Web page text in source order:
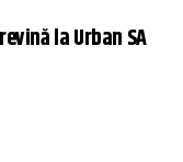
la Urban SA